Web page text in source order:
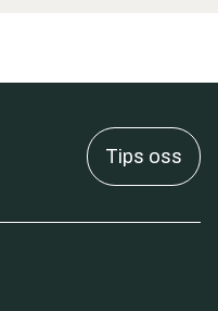
Tips oss